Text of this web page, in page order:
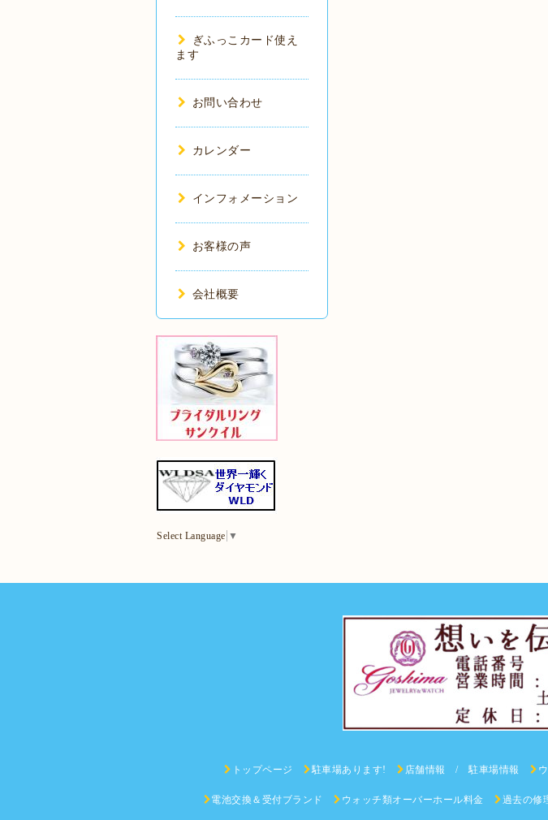
ぎふっこカード使え
ます
お問い合わせ
カレンダー
インフォメーション
お客様の声
会社概要
Select Language ▼
トップページ 駐車場あります! 店舗情報 / 駐車場情報
電池交換＆受付ブランド ウォッチ類オーバーホール料金 過去の修